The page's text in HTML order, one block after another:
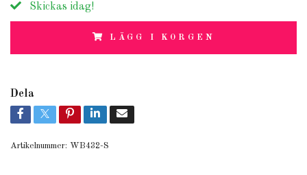
Skickas idag!
LÄGG I KORGEN
Dela
Artikelnummer: WB432-S